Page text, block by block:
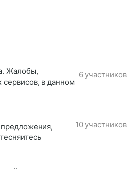
Жалобы,
в данном
6 участников
10 участников